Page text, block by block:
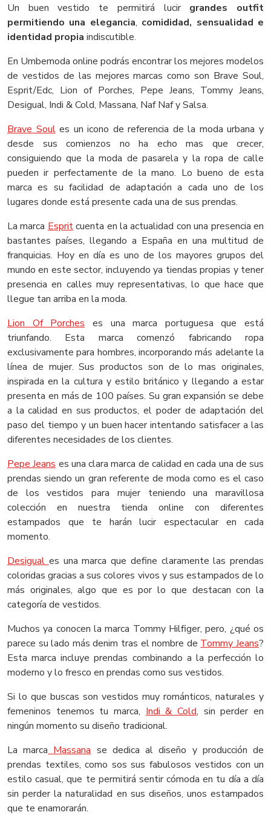
Un buen vestido te permitirá lucir grandes outfit
permitiendo una elegancia, comididad, sensualidad e
identidad propia indiscutible.
En Umbemoda online podrás encontrar los mejores modelos
de vestidos de las mejores marcas como son Brave Soul,
Esprit/Edc, Lion of Porches, Pepe Jeans, Tommy Jeans,
Desigual, Indi & Cold, Massana, Naf Naf y Salsa.
Brave Soules un icono de referencia de la moda urbana y
desde sus comienzos no ha echo mas que crecer,
consiguiendo que la moda de pasarela y la ropa de calle
pueden ir perfectamente de la mano. Lo bueno de esta
marca es su facilidad de adaptación a cada uno de los
lugares donde está presente cada una de sus prendas.
La marca Espritcuenta en la actualidad con una presencia en
bastantes países, llegando a España en una multitud de
franquicias. Hoy en día es uno de los mayores grupos del
mundo en este sector, incluyendo ya tiendas propias y tener
presencia en calles muy representativas, lo que hace que
llegue tan arriba en la moda.
Lion Of Porches es una marca portuguesa que está
triunfando. Esta marca comenzó fabricando ropa
exclusivamente para hombres, incorporando más adelante la
línea de mujer. Sus productos son de lo mas originales,
inspirada en la cultura y estilo británico y llegando a estar
presenta en más de 100 países. Su gran expansión se debe
a la calidad en sus productos, el poder de adaptación del
paso del tiempo y un buen hacer intentando satisfacer a las
diferentes necesidades de los clientes.
Pepe Jeans es una clara marca de calidad en cada una de sus
prendas siendo un gran referente de moda como es el caso
de los vestidos para mujer teniendo una maravillosa
colección en nuestra tienda online con diferentes
estampados que te harán lucir espectacular en cada
momento.
Desigual es una marca que define claramente las prendas
coloridas gracias a sus colores vivos y sus estampados de lo
más originales, algo que es por lo que destacan con la
categoría de vestidos.
Muchos ya conocen la marca Tommy Hilfiger, pero, ¿qué os
parece su lado más denim tras el nombre de Tommy Jeans?
Esta marca incluye prendas combinando a la perfección lo
moderno y lo fresco en prendas como sus vestidos.
Si lo que buscas son vestidos muy románticos, naturales y
femeninos tenemos tu marca, Indi & Cold, sin perder en
ningún momento su diseño tradicional.
La marca Massana se dedica al diseño y producción de
prendas textiles, como sos sus fabulosos vestidos con un
estilo casual, que te permitirá sentir cómoda en tu día a día
sin perder la naturalidad en sus diseños, unos estampados
que te enamorarán.